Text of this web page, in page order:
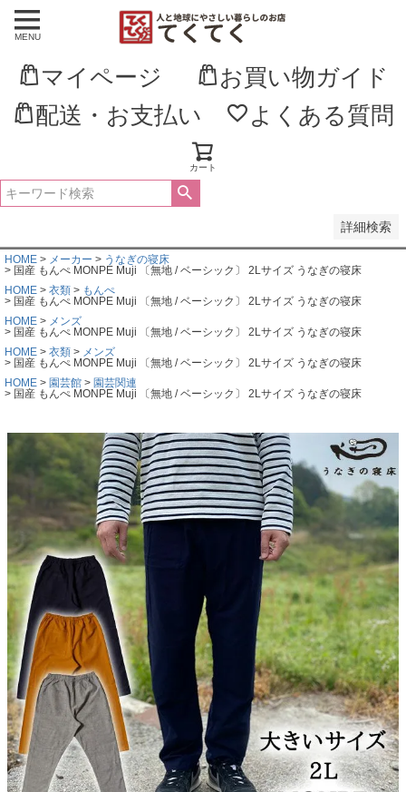
MENU
マイページ
お買い物ガイド
配送・お支払い
よくある質問
カート
詳細検索
新着順
登録順
価格が高い順
優先度順
HOME メーカー
うなぎの寝床
国産 もんぺ MONPE Muji 〔無地 / ベーシック〕 2Lサイズ うなぎの寝床
HOME
衣類
もんぺ
国産 もんぺ MONPE Muji 〔無地 / ベーシック〕 2Lサイズ うなぎの寝床
HOME
メンズ
国産 もんぺ MONPE Muji 〔無地 / ベーシック〕 2Lサイズ うなぎの寝床
HOME
衣類
メンズ
国産 もんぺ MONPE Muji 〔無地 / ベーシック〕 2Lサイズ うなぎの寝床
HOME
園芸館
園芸関連
国産 もんぺ MONPE Muji 〔無地 / ベーシック〕 2Lサイズ うなぎの寝床